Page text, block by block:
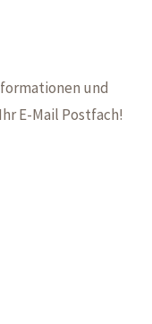
und
E-Mail Postfach!